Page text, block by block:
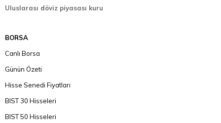
Uluslarası döviz piyasası kuru
BORSA
Canlı Borsa
Günün Özeti
Hisse Senedi Fiyatları
BIST 30 Hisseleri
BIST 50 Hisseleri